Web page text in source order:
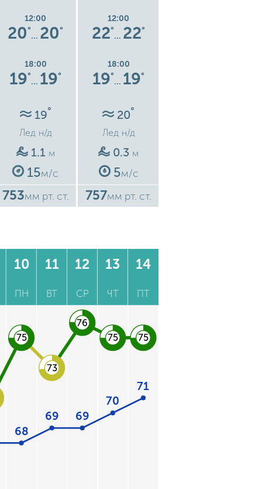
12:00
20°
… 20°
18:00
19°
… 19°
19°
Лед н/д
1.1 м
15м/с
753мм рт. ст.
12:00
22°
… 22°
18:00
19°
… 19°
20°
Лед н/д
0.3 м
5м/с
757мм рт. ст.
10
ПН
11
ВТ
12
СР
13
ЧТ
14
ПТ
68
69 69
70
71
75
73
76
75 75